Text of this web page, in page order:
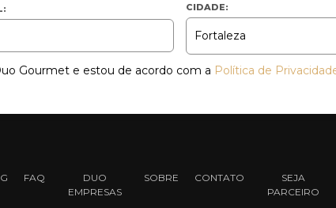
CIDADE:
Gourmet e estou de acordo com a Política de
FAQ DUO
EMPRESAS
SOBRE CONTATO SEJA
PARCEIRO